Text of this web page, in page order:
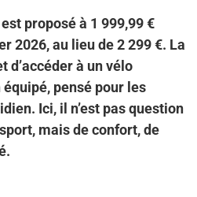
proposé à 1 999,99 €
2026, au lieu de 2 299 €. La
d’accéder à un vélo
pensé pour les
Ici, il n’est pas question
mais de confort, de